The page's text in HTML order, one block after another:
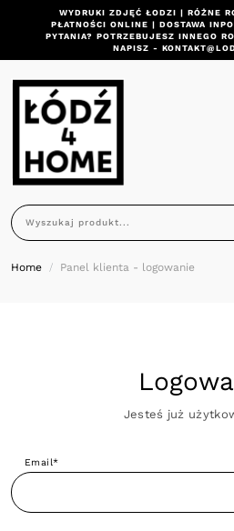
WYDRUKI ZDJĘĆ ŁODZI | RÓŻNE
PŁATNOŚCI ONLINE | DOSTAWA
PYTANIA? POTRZEBUJESZ INNEGO
NAPISZ -
Home Panel klienta - logowanie
Jesteś już
Email*